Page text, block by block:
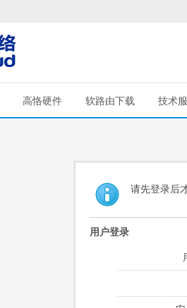
高恪硬件 软路由下载 技术
请先登录后
用户登录